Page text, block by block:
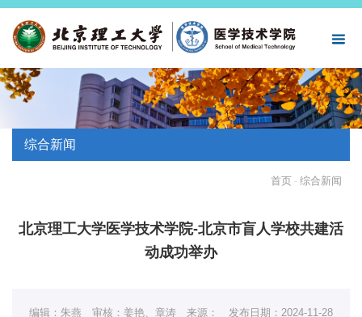
综合新闻
首页 - 综合新闻
北京理工大学医学技术学院-北京市盲人学校共建活
动成功举办
编辑：朱燕 审核：姜艳、章涛 来源：
发布日期：2024-11-28